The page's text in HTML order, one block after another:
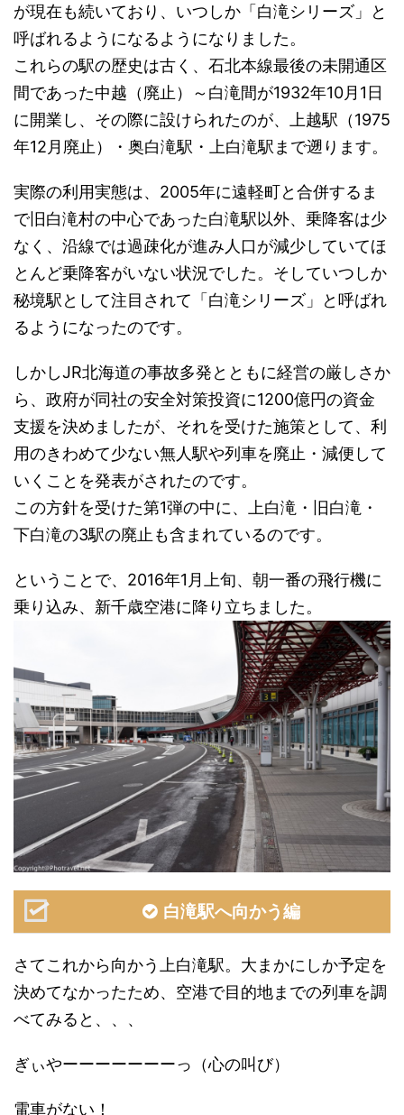
が現在も続いており、いつしか「白滝シリーズ」と
呼ばれるようになるようになりました。
これらの駅の歴史は古く、石北本線最後の未開通区
間であった中越（廃止）～白滝間が1932年10月1日
に開業し、その際に設けられたのが、上越駅（1975
年12月廃止）・奥白滝駅・上白滝駅まで遡ります。
実際の利用実態は、2005年に遠軽町と合併するま
で旧白滝村の中心であった白滝駅以外、乗降客は少
なく、沿線では過疎化が進み人口が減少していてほ
とんど乗降客がいない状況でした。そしていつしか
秘境駅として注目されて「白滝シリーズ」と呼ばれ
るようになったのです。
しかしJR北海道の事故多発とともに経営の厳しさか
ら、政府が同社の安全対策投資に1200億円の資金
支援を決めましたが、それを受けた施策として、利
用のきわめて少ない無人駅や列車を廃止・減便して
いくことを発表がされたのです。
この方針を受けた第1弾の中に、上白滝・旧白滝・
下白滝の3駅の廃止も含まれているのです。
ということで、2016年1月上旬、朝一番の飛行機に
乗り込み、新千歳空港に降り立ちました。
白滝駅へ向かう編
さてこれから向かう上白滝駅。大まかにしか予定を
決めてなかったため、空港で目的地までの列車を調
べてみると、、、
ぎぃやーーーーーーーっ（心の叫び）
電車がない！